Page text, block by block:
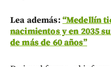
Lea además: “Medellín
nacimientos y en 2035
de más de 60 años”